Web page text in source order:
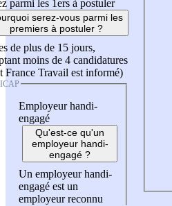
parmi les 1ers à postuler
serez-vous parmi les
premiers à postuler ?
de plus de 15 jours,
moins de 4 candidatures
France Travail est informé)
Employeur handi-
engagé
Qu'est-ce qu'un
employeur handi-
engagé ?
Un employeur handi-
engagé est un
employeur reconnu